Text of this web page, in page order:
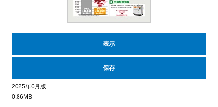
表示
保存
2025年6月版
0.86MB